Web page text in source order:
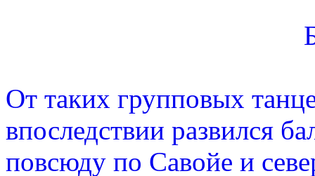
От таких групповых
впоследствии развился
повсюду по Савойе и